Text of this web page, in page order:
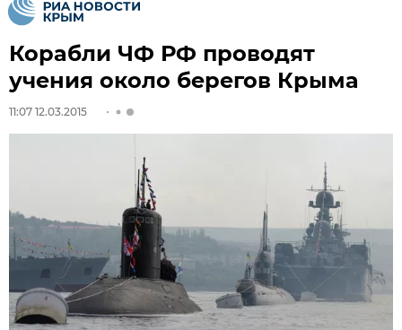
Корабли ЧФ РФ проводят
учения около берегов Крыма
11:07 12.03.2015